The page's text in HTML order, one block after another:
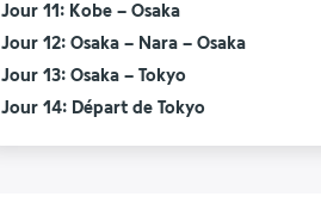
Jour 11: Kobe – Osaka
Jour 12: Osaka – Nara – Osaka
Jour 13: Osaka – Tokyo
Jour 14: Départ de Tokyo